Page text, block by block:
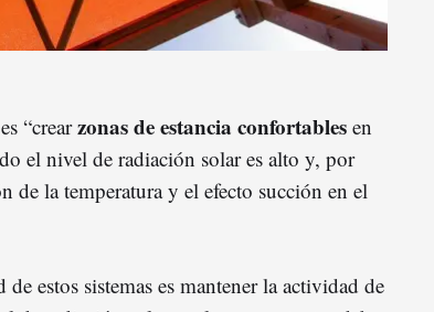
“crearzonas de estancia confortables en
el nivel de radiación solar es alto y, por
de la temperatura y el efecto succión en el
estos sistemas es mantener la actividad de